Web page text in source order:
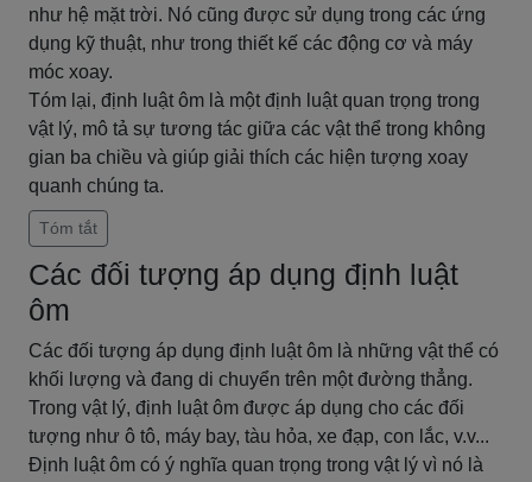
như hệ mặt trời. Nó cũng được sử dụng trong các ứng
dụng kỹ thuật, như trong thiết kế các động cơ và máy
móc xoay.
Tóm lại, định luật ôm là một định luật quan trọng trong
vật lý, mô tả sự tương tác giữa các vật thể trong không
gian ba chiều và giúp giải thích các hiện tượng xoay
quanh chúng ta.
Tóm tắt
Các đối tượng áp dụng định luật
ôm
Các đối tượng áp dụng định luật ôm là những vật thể có
khối lượng và đang di chuyển trên một đường thẳng.
Trong vật lý, định luật ôm được áp dụng cho các đối
tượng như ô tô, máy bay, tàu hỏa, xe đạp, con lắc, v.v...
Định luật ôm có ý nghĩa quan trọng trong vật lý vì nó là